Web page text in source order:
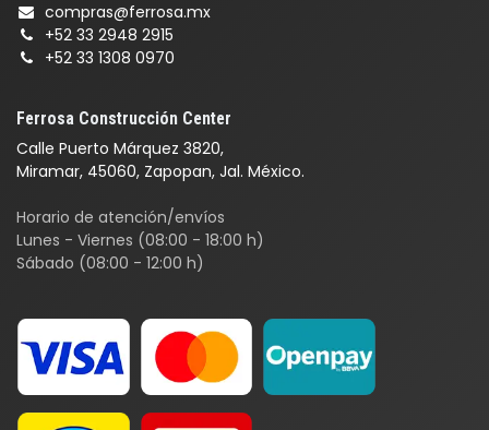
Ferrosa Construcción Center
Calle Puerto Márquez 3820,
Miramar, 45060, Zapopan, Jal. México.
Horario de atención/envíos
Lunes - Viernes (08:00 - 18:00 h)
Sábado (08:00 - 12:00 h)
compras@ferrosa.mx
+52 33 2948 2915
+52 33 1308 0970